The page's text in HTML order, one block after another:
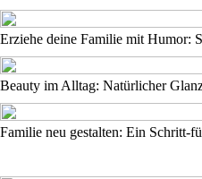
Erziehe deine Familie mit Humor:
Beauty im Alltag: Natürlicher
Familie neu gestalten: Ein Schritt-